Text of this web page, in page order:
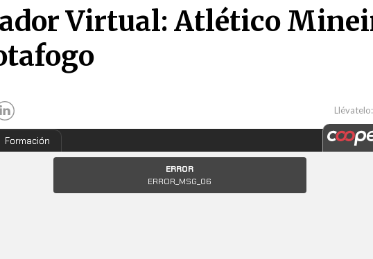
Virtual: Atlético
Llévatelo:
Formación